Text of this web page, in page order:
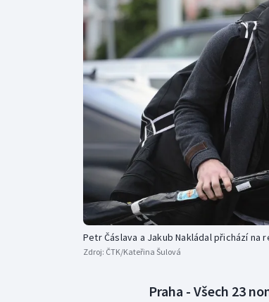
Curling
Dostihy
Florbal
Futsal
Golf
Petr Čáslava a Jakub Nakládal přichází na
Zdroj: ČTK/Kateřina Šulová
Praha - Všech 23